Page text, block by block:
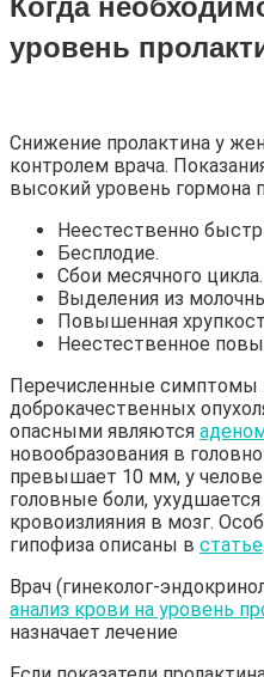
уровень
Снижение пролактина у
контролем врача.
высокий уровень гормона
Неестественно
Бесплодие.
Сбои месячного цикла.
Выделения из
Повышенная
Неестественное
Перечисленные симптомы
доброкачественных
опасными являются
новообразования в
превышает 10 мм, у
головные боли,
кровоизлияния в мозг.
гипофиза описаны в статье.
Врач (гинеколог-
анализ крови на уровень
назначает лечение